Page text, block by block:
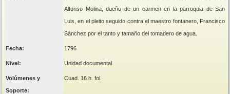
Alfonso Molina, dueño de un carmen en la parroquia de San
Luis, en el pleito seguido contra el maestro fontanero, Francisco
Sánchez por el tanto y tamaño del tomadero de agua.
Fecha: 1796
Nivel: Unidad documental
Volúmenes y
Soporte:
Cuad. 16 h. fol.